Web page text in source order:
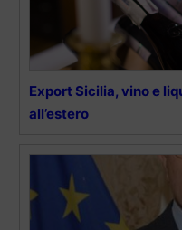
Export Sicilia, vino e
all’estero